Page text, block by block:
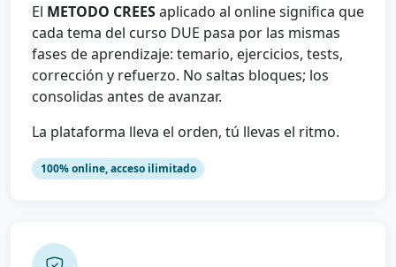
El METODO CREESaplicado al online significa que
cada tema del curso DUE pasa por las mismas
fases de aprendizaje: temario, ejercicios, tests,
corrección y refuerzo. No saltas bloques; los
consolidas antes de avanzar.
La plataforma lleva el orden, tú llevas el ritmo.
100% online, acceso ilimitado